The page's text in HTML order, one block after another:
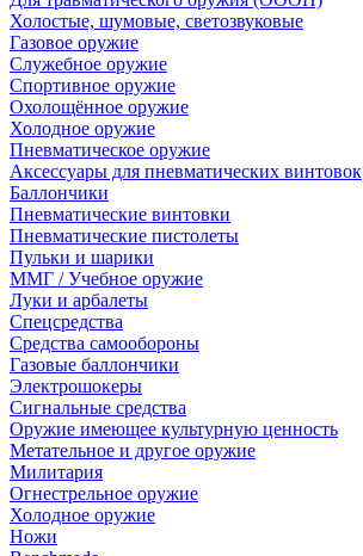
Холостые, шумовые, светозвуковые
Газовое оружие
Служебное оружие
Спортивное оружие
Охолощённое оружие
Холодное оружие
Пневматическое оружие
Аксессуары для пневматических винтовок
Баллончики
Пневматические винтовки
Пневматические пистолеты
Пульки и шарики
ММГ / Учебное оружие
Луки и арбалеты
Спецсредства
Средства самообороны
Газовые баллончики
Электрошокеры
Сигнальные средства
Оружие имеющее культурную ценность
Метательное и другое оружие
Милитария
Огнестрельное оружие
Холодное оружие
Ножи